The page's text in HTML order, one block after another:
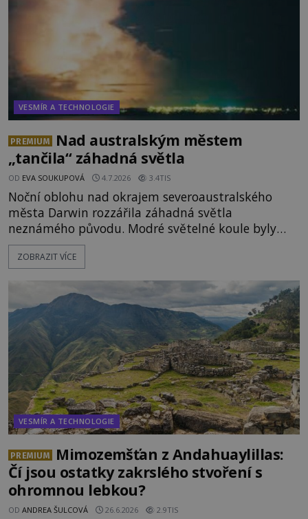
VESMÍR A TECHNOLOGIE
PREMIUM
Nad australským městem
„tančila“ záhadná světla
OD EVA SOUKUPOVÁ 4.7.2026 3.4TIS
Noční oblohu nad okrajem severoaustralského
města Darwin rozzářila záhadná světla
neznámého původu. Modré světelné koule byly
viditelné nejméně dvacet minut, během nichž se
opakovaně objevovaly a zase mizely. Svědek, který
mohlo jít o návštěvu ze světa duchů. Záhadný
záznam okamžitě rozpoutal deb
ZOBRAZIT VÍCE
VESMÍR A TECHNOLOGIE
PREMIUM
Mimozemšťan z Andahuaylillas:
Čí jsou ostatky zakrslého stvoření s
ohromnou lebkou?
OD ANDREA ŠULCOVÁ 26.6.2026 2.9TIS